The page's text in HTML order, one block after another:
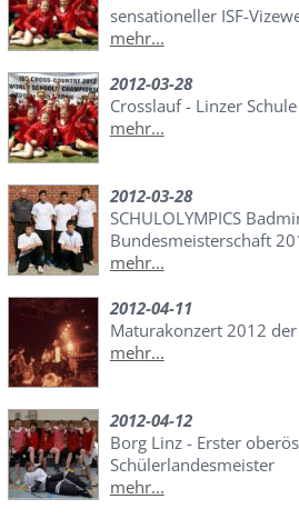
sensationeller ISF-
mehr...
2012-03-28
Crosslauf - Linzer
mehr...
2012-03-28
SCHULOLYMPICS
Bundesmeisterschaft
mehr...
2012-04-11
Maturakonzert 2012
mehr...
2012-04-12
Borg Linz - Erster
Schülerlandesmeister
mehr...